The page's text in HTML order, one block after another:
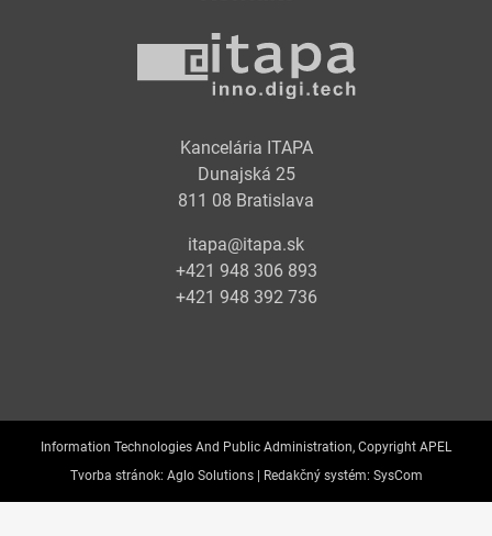
Kancelária ITAPA
Dunajská 25
811 08 Bratislava
itapa@itapa.sk
+421 948 306 893
+421 948 392 736
Information Technologies And Public Administration, Copyright APEL
Tvorba stránok: Aglo Solutions | Redakčný systém: SysCom